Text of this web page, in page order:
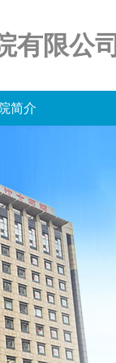
有限公司
简介